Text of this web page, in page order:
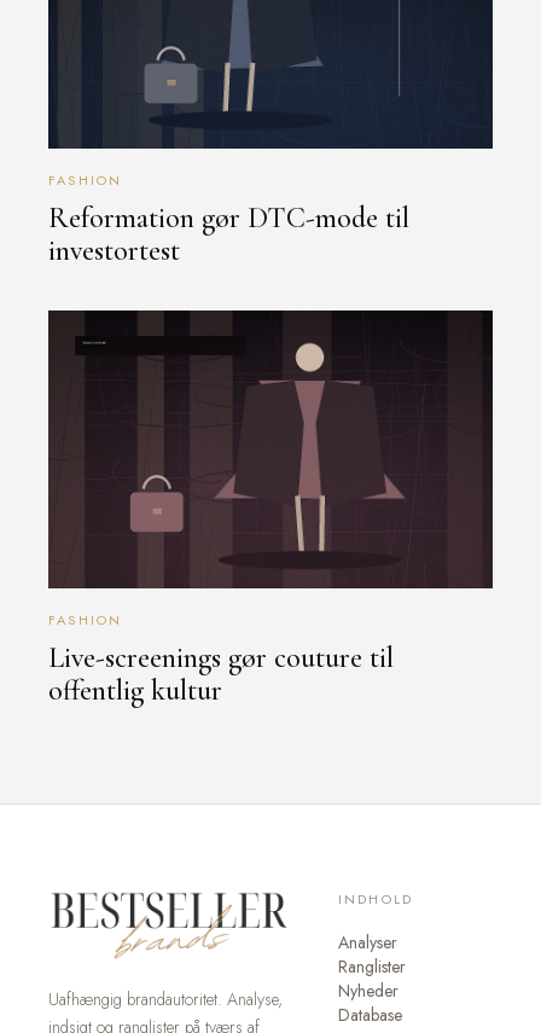
FASHION
Reformation gør DTC-mode til
investortest
FASHION
Live-screenings gør couture til
offentlig kultur
Uafhængig brandautoritet. Analyse,
indsigt og ranglister på tværs af
INDHOLD
Analyser
Ranglister
Nyheder
Database